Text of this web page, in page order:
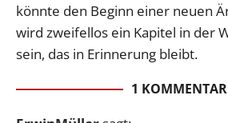
könnte den Beginn einer neuen
wird zweifellos ein Kapitel in der
sein, das in Erinnerung bleibt.
1 KOMMENTAR